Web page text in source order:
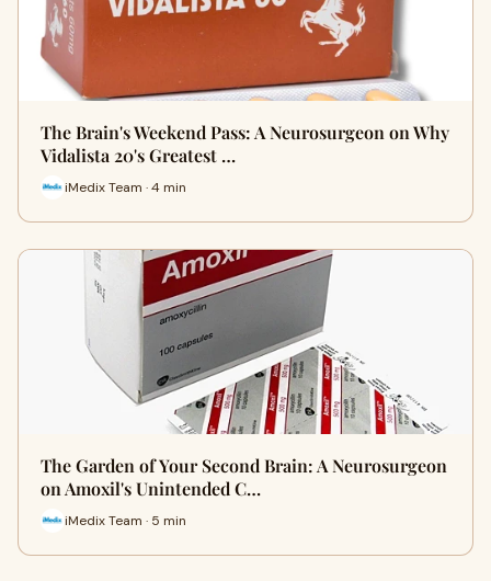
The Brain's Weekend Pass: A Neurosurgeon on Why
Vidalista 20's Greatest …
iMedix Team · 4 min
The Garden of Your Second Brain: A Neurosurgeon
on Amoxil's Unintended C…
iMedix Team · 5 min